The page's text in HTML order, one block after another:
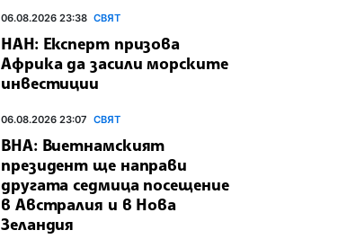
06.08.2026 23:38 СВЯТ
НАН: Експерт призова
Африка да засили морските
инвестиции
06.08.2026 23:07 СВЯТ
ВНА: Виетнамският
президент ще направи
другата седмица посещение
в Австралия и в Нова
Зеландия